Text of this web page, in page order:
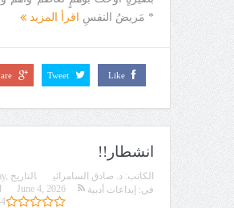
* مَريضُ النفسِ
اقرأ المزيد
Like
Tweet
انشطار!!
الكاتب: د. صادق السامرائي التاريخ
June 4, 2026
في: إبداعات أدبية